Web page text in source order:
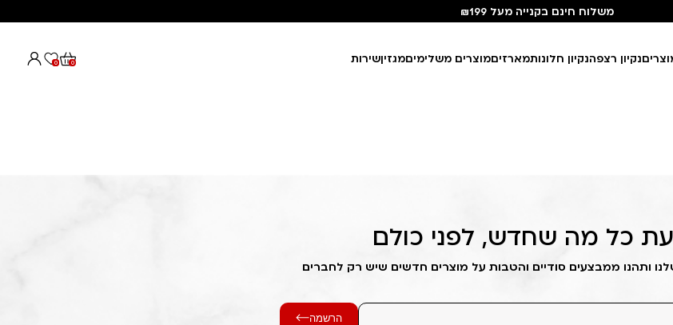
משלוח חינם בקנייה מעל ₪199
נקיון רצפהנקיון חלונותמארזיםמוצרים משלימיםמגזיןשירות 0
0
כל מה שחדש, לפני כולם
ותהנו ממבצעים סודיים והטבות על מוצרים חדשים שיש רק לחברים
הרשמה